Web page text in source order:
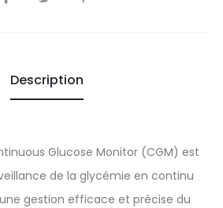
Description
Glucose Monitor (CGM) est
de la glycémie en continu
gestion efficace et précise du